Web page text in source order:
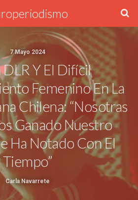
7 Mayo 2024
DLR Y El Difícil
Femenino En La
Chilena: “Nosotras
Ganado Nuestro
Ha Notado Con El
Tiempo”
Carla Navarrete